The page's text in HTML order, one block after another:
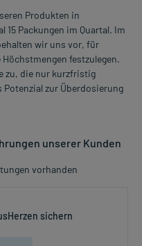
Produkten in
Packungen im Quartal. Im
wir uns vor, für
festzulegen.
zu, die nur kurzfristig
zur Überdosierung
unserer Kunden
vorhanden
sichern